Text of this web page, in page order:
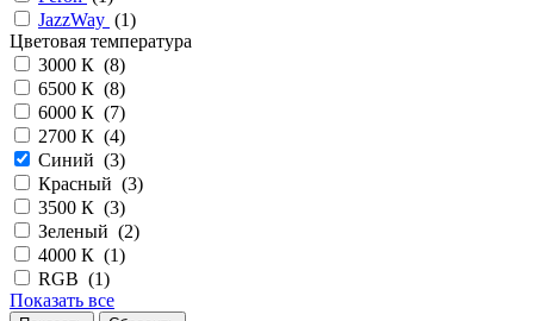
JazzWay (1)
Цветовая температура
3000 К (8)
6500 К (8)
6000 К (7)
2700 К (4)
Синий (3)
Красный (3)
3500 К (3)
Зеленый (2)
4000 К (1)
RGB (1)
Показать все